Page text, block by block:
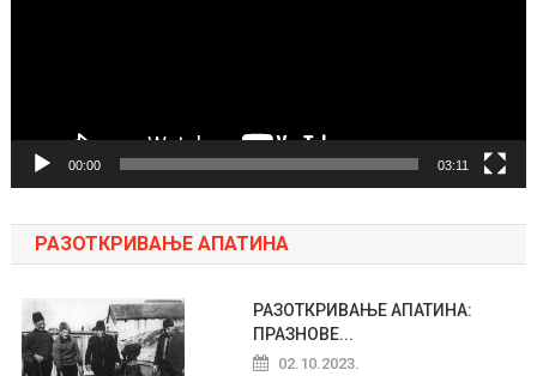
00:00 03:11
РАЗОТКРИВАЊЕ АПАТИНА
РАЗОТКРИВАЊЕ АПАТИНА:
ПРАЗНОВЕ...
02.10.2023.